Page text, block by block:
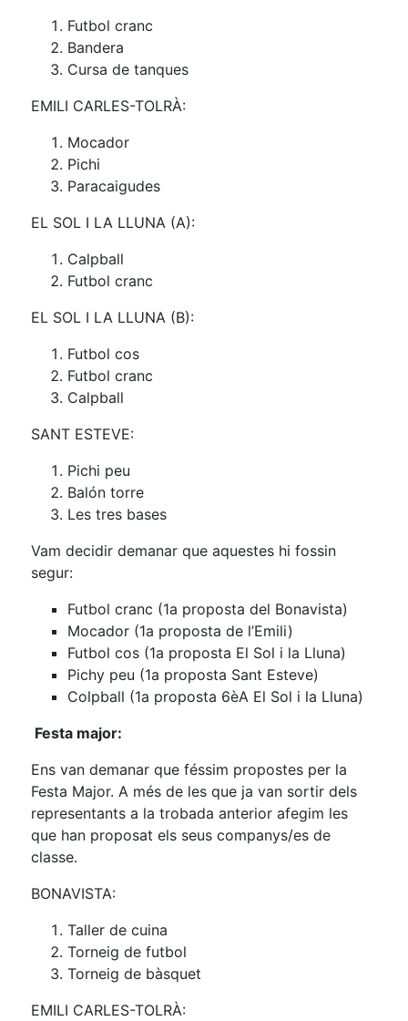
Futbol cranc
Bandera
Cursa de tanques
EMILI CARLES-TOLRÀ:
Mocador
Pichi
Paracaigudes
EL SOL I LA LLUNA (A):
Calpball
Futbol cranc
EL SOL I LA LLUNA (B):
Futbol cos
Futbol cranc
Calpball
SANT ESTEVE:
Pichi peu
Balón torre
Les tres bases
Vam decidir demanar que aquestes hi fossin
segur:
Futbol cranc (1a proposta del Bonavista)
Mocador (1a proposta de l’Emili)
Futbol cos (1a proposta El Sol i la Lluna)
Pichy peu (1a proposta Sant Esteve)
Colpball (1a proposta 6èA El Sol i la Lluna)
Festa major:
Ens van demanar que féssim propostes per la
Festa Major. A més de les que ja van sortir dels
representants a la trobada anterior afegim les
que han proposat els seus companys/es de
classe.
BONAVISTA:
Taller de cuina
Torneig de futbol
Torneig de bàsquet
EMILI CARLES-TOLRÀ: